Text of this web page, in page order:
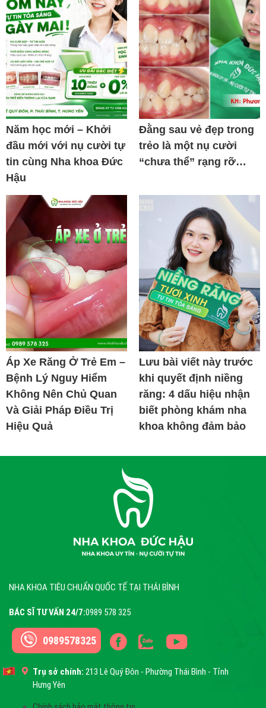
Năm học mới – Khởi
đầu mới với nụ cười tự
tin cùng Nha khoa Đức
Hậu
Đằng sau vẻ đẹp trong
trẻo là một nụ cười
“chưa thể” rạng rỡ…
Áp Xe Răng Ở Trẻ Em –
Bệnh Lý Nguy Hiểm
Không Nên Chủ Quan
Và Giải Pháp Điều Trị
Hiệu Quả
Lưu bài viết này trước
khi quyết định niềng
răng: 4 dấu hiệu nhận
biết phòng khám nha
khoa không đảm bảo
NHA KHOA TIÊU CHUẨN QUỐC TẾ TẠI THÁI BÌNH
BÁC SĨ TƯ VẤN 24/7:0989 578 325
0989578325
Trụ sở chính: 213 Lê Quý Đôn - Phường Thái Bình - Tỉnh
Hưng Yên